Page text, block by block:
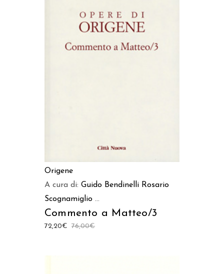
Origene
A cura di: Guido Bendinelli Rosario
Scognamiglio ...
Commento a Matteo/3
76,00€
72,20€